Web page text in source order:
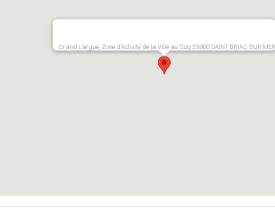
Grand Largue, Zone d’Activité de la Ville au Coq 35800 SAINT BRIAC SUR